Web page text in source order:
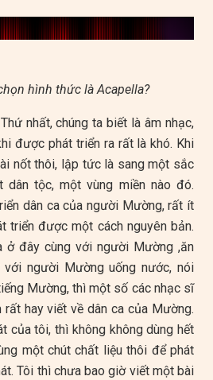
was found for this media.
hình thức là Acapella?
nhất, chúng ta biết là âm nhạc,
được phát triển ra rất là khó. Khi
nốt thôi, lập tức là sang một sắc
dân tộc, một vùng miền nào đó.
dân ca của người Mường, rất ít
triển được một cách nguyên bản.
ở đây cùng với người Mường ,ăn
người Mường uống nước, nói
Mường, thì một số các nhạc sĩ
hay viết về dân ca của Mường.
của tôi, thì không không dùng hết
một chút chất liệu thôi để phát
Tôi thì chưa bao giờ viết một bài